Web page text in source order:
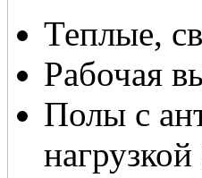
Теплые,
Рабочая
Полы с